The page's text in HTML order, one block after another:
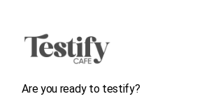
Are you ready to testify?